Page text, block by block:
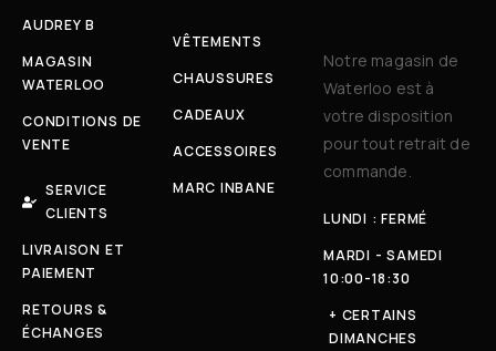
AUDREY B
MAGASIN
WATERLOO
CONDITIONS DE
VENTE
SERVICE
CLIENTS
LIVRAISON ET
PAIEMENT
RETOURS &
ÉCHANGES
VÊTEMENTS
CHAUSSURES
CADEAUX
ACCESSOIRES
MARC INBANE
Notre magasin de
Waterloo est à
votre disposition
pour tout retrait de
commande.
LUNDI : FERMÉ
MARDI - SAMEDI
10:00-18:30
+ CERTAINS
DIMANCHES